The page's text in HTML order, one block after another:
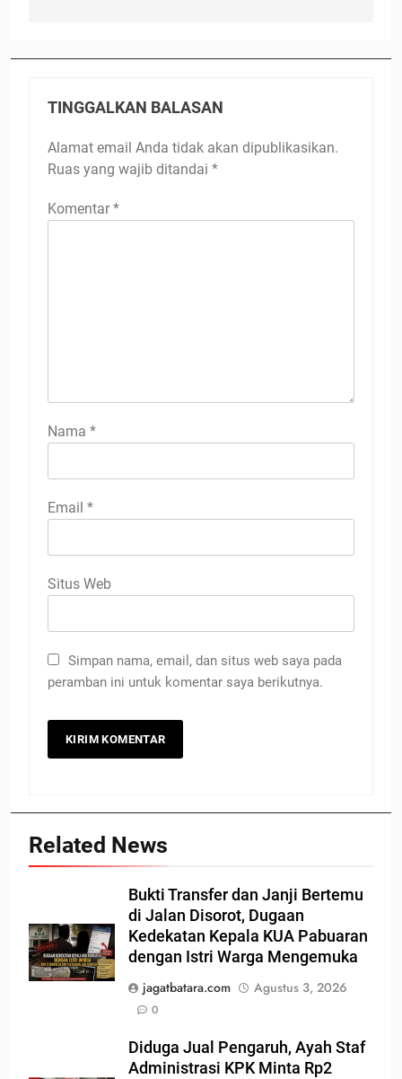
TINGGALKAN BALASAN
Alamat email Anda tidak akan dipublikasikan.
Ruas yang wajib ditandai *
Komentar *
Nama *
Email *
Situs Web
Simpan nama, email, dan situs web saya pada
peramban ini untuk komentar saya berikutnya.
Related News
Bukti Transfer dan Janji Bertemu
di Jalan Disorot, Dugaan
Kedekatan Kepala KUA Pabuaran
dengan Istri Warga Mengemuka
jagatbatara.com
Agustus 3, 2026
0
Diduga Jual Pengaruh, Ayah Staf
Administrasi KPK Minta Rp2